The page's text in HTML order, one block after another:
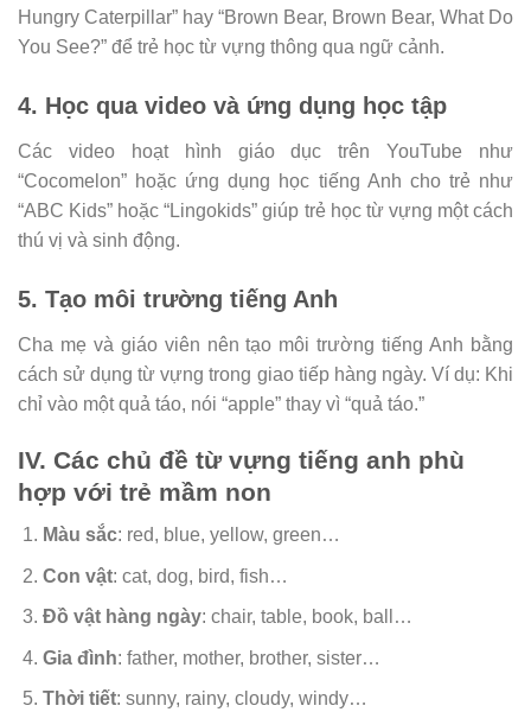
Hungry Caterpillar” hay “Brown Bear, Brown Bear, What Do
You See?” để trẻ học từ vựng thông qua ngữ cảnh.
4. Học qua video và ứng dụng học tập
Các video hoạt hình giáo dục trên YouTube như
“Cocomelon” hoặc ứng dụng học tiếng Anh cho trẻ như
“ABC Kids” hoặc “Lingokids” giúp trẻ học từ vựng một cách
thú vị và sinh động.
5. Tạo môi trường tiếng Anh
Cha mẹ và giáo viên nên tạo môi trường tiếng Anh bằng
cách sử dụng từ vựng trong giao tiếp hàng ngày. Ví dụ: Khi
chỉ vào một quả táo, nói “apple” thay vì “quả táo.”
IV. Các chủ đề từ vựng tiếng anh phù
hợp với trẻ mầm non
Màu sắc: red, blue, yellow, green…
Con vật: cat, dog, bird, fish…
Đồ vật hàng ngày: chair, table, book, ball…
Gia đình: father, mother, brother, sister…
Thời tiết: sunny, rainy, cloudy, windy…